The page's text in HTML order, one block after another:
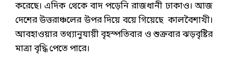
করেছে। এদিক থেকে বাদ পড়েনি রাজধানী ঢাকাও। আজ
দেশের উত্তরাঞ্চলের উপর দিয়ে বয়ে গিয়েছে কালবৈশাখী।
আবহাওয়ার তথ্যানুযায়ী বৃহস্পতিবার ও শুক্রবার ঝড়বৃষ্টির
মাত্রা বৃদ্ধি পেতে পারে।